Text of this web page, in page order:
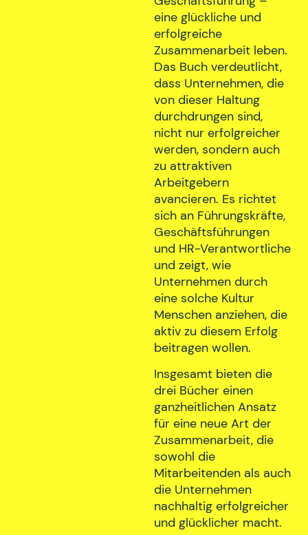
eine glückliche und
erfolgreiche
Zusammenarbeit leben.
Das Buch verdeutlicht,
dass Unternehmen, die
von dieser Haltung
durchdrungen sind,
nicht nur erfolgreicher
werden, sondern auch
zu attraktiven
Arbeitgebern
avancieren. Es richtet
sich an Führungskräfte,
Geschäftsführungen
und HR-Verantwortliche
und zeigt, wie
Unternehmen durch
eine solche Kultur
Menschen anziehen, die
aktiv zu diesem Erfolg
beitragen wollen.
Insgesamt bieten die
drei Bücher einen
ganzheitlichen Ansatz
für eine neue Art der
Zusammenarbeit, die
sowohl die
Mitarbeitenden als auch
die Unternehmen
nachhaltig erfolgreicher
und glücklicher macht.